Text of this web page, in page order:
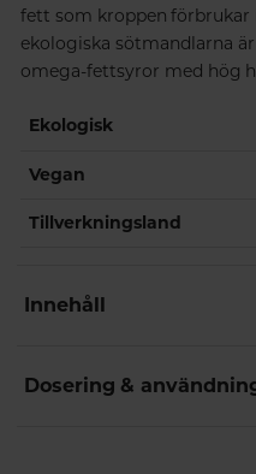
fett som kroppen
ekologiska sötmandlarna
omega-fettsyror med hög
Ekologisk
Vegan
Tillverkningsland
Innehåll
Dosering &